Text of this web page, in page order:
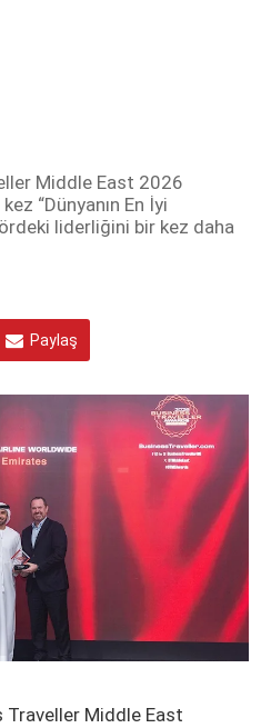
Middle East 2026
“Dünyanın En İyi
liderliğini bir kez daha
Paylaş
Middle East